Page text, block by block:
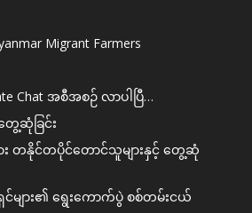
Migrant Farmers
Chat အစီအစဉ် လာပါပြီ…
ေ့ဆုံခြင်း
း တနိုင်တပိုင်တောင်သူများနှင့် တွေ့ဆုံ
င်များ၏ ရွေးကောက်ပွဲ စစ်တမ်းငယ်